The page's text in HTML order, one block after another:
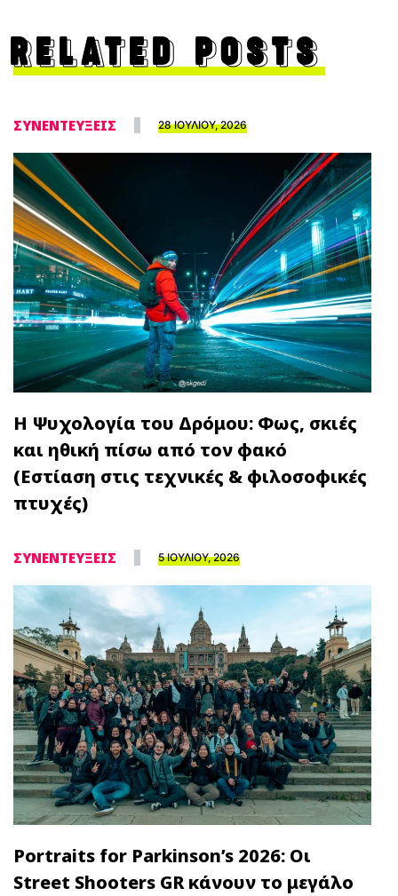
RELATED POSTS
ΣΥΝΕΝΤΕΥΞΕΙΣ 28 ΙΟΥΛΙΟΥ, 2026
Η Ψυχολογία του Δρόμου: Φως, σκιές
και ηθική πίσω από τον φακό
(Εστίαση στις τεχνικές & φιλοσοφικές
πτυχές)
ΣΥΝΕΝΤΕΥΞΕΙΣ 5 ΙΟΥΛΙΟΥ, 2026
Portraits for Parkinson’s 2026: Οι
Street Shooters GR κάνουν το μεγάλο